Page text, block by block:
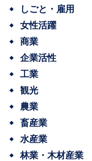
しごと・雇用
女性活躍
商業
企業活性
工業
観光
農業
畜産業
水産業
林業・木材産業